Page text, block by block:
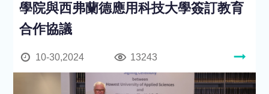
學院與西弗蘭德應用科技大學簽訂教育
合作協議
10-30,2024 13243